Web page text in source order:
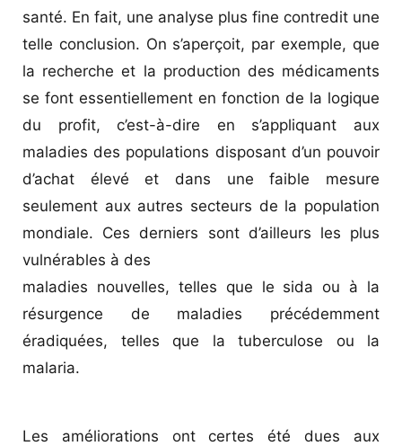
santé. En fait, une analyse plus fine contredit une
telle conclusion. On s’aperçoit, par exemple, que
la recherche et la production des médicaments
se font essentiellement en fonction de la logique
du profit, c’est-à-dire en s’appliquant aux
maladies des populations disposant d’un pouvoir
d’achat élevé et dans une faible mesure
seulement aux autres secteurs de la population
mondiale. Ces derniers sont d’ailleurs les plus
vulnérables à des
maladies nouvelles, telles que le sida ou à la
résurgence de maladies précédemment
éradiquées, telles que la tuberculose ou la
malaria.
Les améliorations ont certes été dues aux